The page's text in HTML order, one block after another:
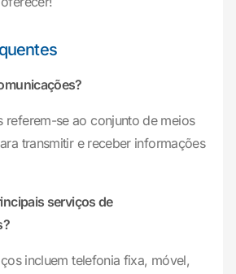
referem-se ao conjunto de meios
transmitir e receber informações
serviços de
incluem telefonia fixa, móvel,